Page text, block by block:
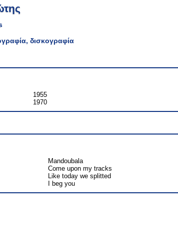
δισκογραφία
1955
1970
Mandoubala
Come upon my tracks
Like today we splitted
I beg you